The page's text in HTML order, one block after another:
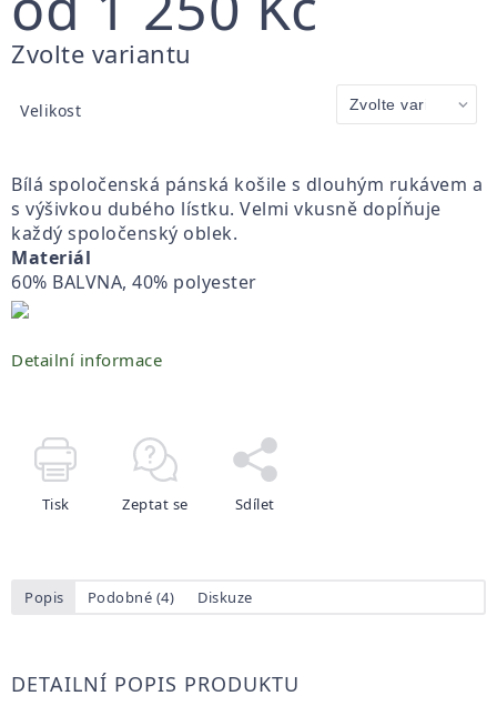
Měrná
Zvolte variantu
Velikost
Bílá spoločenská pánská košile s dlouhým rukávem a
s výšivkou dubého lístku. Velmi vkusně dopĺňuje
každý spoločenský oblek.
Materiál
60% BALVNA, 40% polyester
Detailní informace
Tisk Zeptat se Sdílet
Popis Podobné (4) Diskuze
DETAILNÍ POPIS PRODUKTU